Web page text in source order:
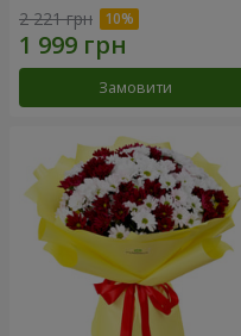
2 221 грн
Замовити